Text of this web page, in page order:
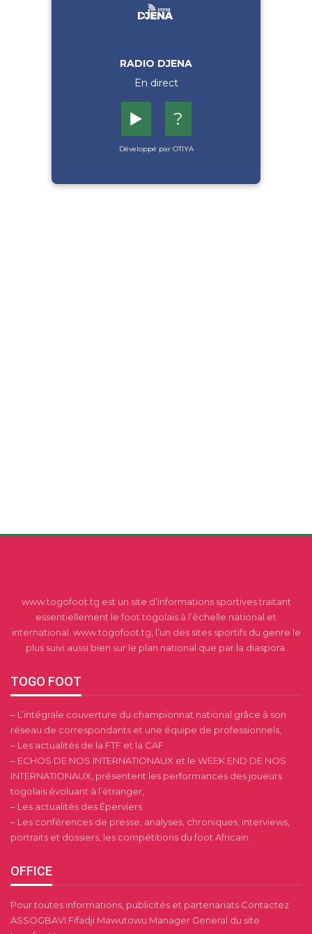
RADIO DJENA
En direct
▶️ ?
Développé par OTIYA
www.togofoot.tg est un site d’informations sportives traitant
essentiellement le foot togolais à l’échelle national et
international. www.togofoot.tg, l’un des sites sportifs du genre le
plus suivi aussi bien sur le plan national que par la diaspora.
TOGO FOOT
– L’intégrale couverture du championnat national grâce à son
réseau de correspondants et une équipe de professionnels,
– Les actualités de la FTF et la CAF
– ECHOS DE NOS INTERNATIONAUX et le WEEK END DE NOS
INTERNATIONAUX, présentent les performances des joueurs
togolais évoluant à l’étranger,
– Les actualités des Éperviers
– Les conférences de presse, analyses, chroniques, interviews,
portraits et dossiers, les compétitions du foot Africain.
OFFICE
Pour toutes informations, publicités et partenariats Contactez
ASSOGBAVI Fifadji Mawutowu Manager General du site